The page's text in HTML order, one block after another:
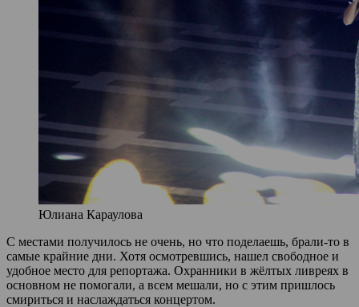
Юлиана Караулова
С местами получилось не очень, но что поделаешь, брали-то в
самые крайние дни. Хотя осмотревшись, нашел свободное и
удобное место для репортажа. Охранники в жёлтых ливреях в
основном не помогали, а всем мешали, но с этим пришлось
смириться и наслаждаться концертом.